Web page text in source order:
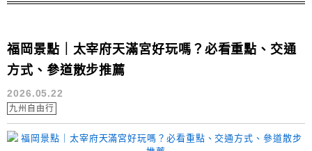
福岡景點｜太宰府天滿宮好玩嗎？必看重點、交通
方式、參道散步推薦
2026.05.22
九州自由行